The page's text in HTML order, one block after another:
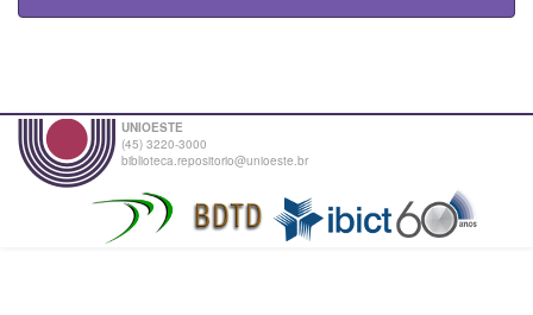
UNIOESTE
(45) 3220-3000
biblioteca.repositorio@unioeste.br